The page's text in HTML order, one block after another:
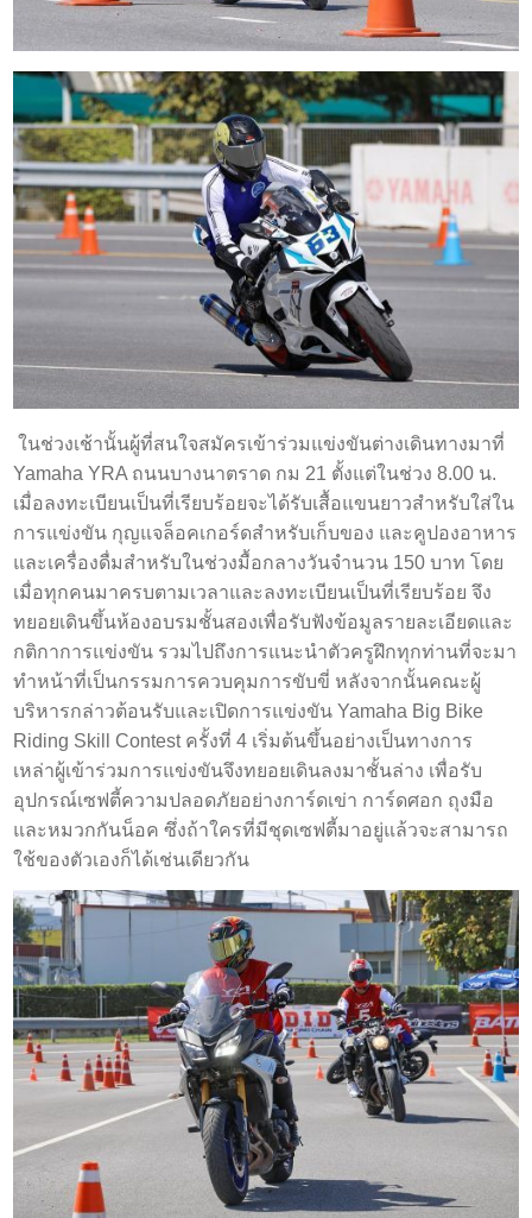
ในช่วงเช้านั้นผู้ที่สนใจสมัครเข้าร่วมแข่งขันต่างเดินทางมาที่
Yamaha YRA ถนนบางนาตราด กม 21 ตั้งแต่ในช่วง 8.00 น.
เมื่อลงทะเบียนเป็นที่เรียบร้อยจะได้รับเสื้อแขนยาวสำหรับใส่ใน
การแข่งขัน กุญแจล็อคเกอร์ดสำหรับเก็บของ และคูปองอาหาร
และเครื่องดื่มสำหรับในช่วงมื้อกลางวันจำนวน 150 บาท โดย
เมื่อทุกคนมาครบตามเวลาและลงทะเบียนเป็นที่เรียบร้อย จึง
ทยอยเดินขึ้นห้องอบรมชั้นสองเพื่อรับฟังข้อมูลรายละเอียดและ
กติกาการแข่งขัน รวมไปถึงการแนะนำตัวครูฝึกทุกท่านที่จะมา
ทำหน้าที่เป็นกรรมการควบคุมการขับขี่ หลังจากนั้นคณะผู้
บริหารกล่าวต้อนรับและเปิดการแข่งขัน Yamaha Big Bike
Riding Skill Contest ครั้งที่ 4 เริ่มต้นขึ้นอย่างเป็นทางการ
เหล่าผู้เข้าร่วมการแข่งขันจึงทยอยเดินลงมาชั้นล่าง เพื่อรับ
อุปกรณ์เซฟตี้ความปลอดภัยอย่างการ์ดเข่า การ์ดศอก ถุงมือ
และหมวกกันน็อค ซึ่งถ้าใครที่มีชุดเซฟตี้มาอยู่แล้วจะสามารถ
ใช้ของตัวเองก็ได้เช่นเดียวกัน